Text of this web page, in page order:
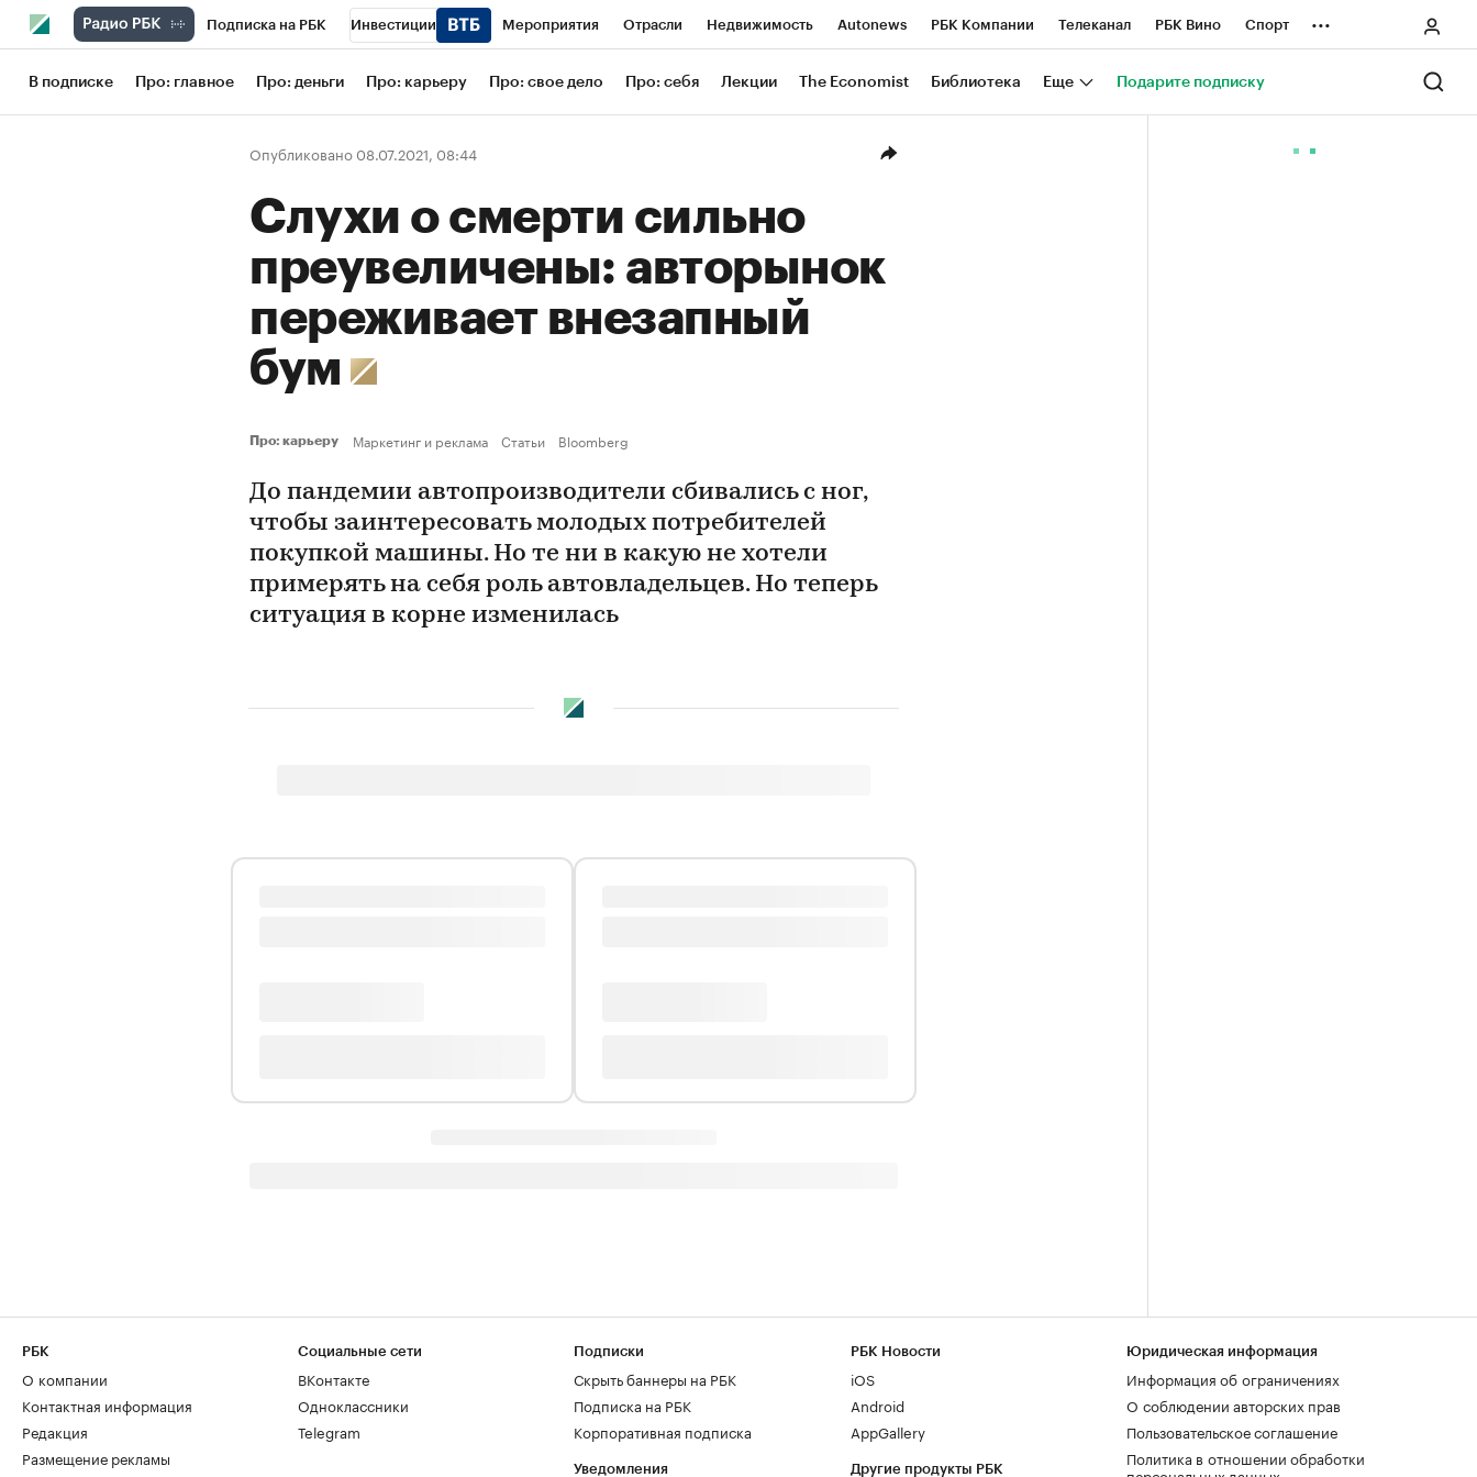
Подписка на РБК Инвестиции Мероприятия Отрасли Недвижимость Autonews РБК Компании Телеканал РБК Вино Спорт
Школа управления РБК РБК Образование РБК Life Тренды Визионеры Национальные проекты Город
Рынок наличной валюты
...
В подписке Про: главное Про: деньги Про: карьеру Про: свое дело Про: себя Лекции The Economist Библиотека Еще Подарите подписку
Опубликовано 08.07.2021, 08:44
Слухи о смерти сильно
преувеличены: авторынок
переживает внезапный
бум
Про: карьеру Маркетинг и реклама Статьи Bloomberg
До пандемии автопроизводители сбивались с ног,
чтобы заинтересовать молодых потребителей
покупкой машины. Но те ни в какую не хотели
примерять на себя роль автовладельцев. Но теперь
ситуация в корне изменилась
РБК
О компании
Контактная информация
Редакция
Размещение рекламы
Социальные сети
ВКонтакте
Одноклассники
Telegram
Подписки
Скрыть баннеры на РБК
Подписка на РБК
Корпоративная подписка
Уведомления
РБК Новости
iOS
Android
AppGallery
Другие продукты РБК
Юридическая информация
Информация об ограничениях
О соблюдении авторских прав
Пользовательское соглашение
Политика в отношении обработки